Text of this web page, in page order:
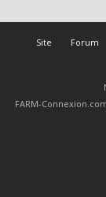
Site Forum
FARM-